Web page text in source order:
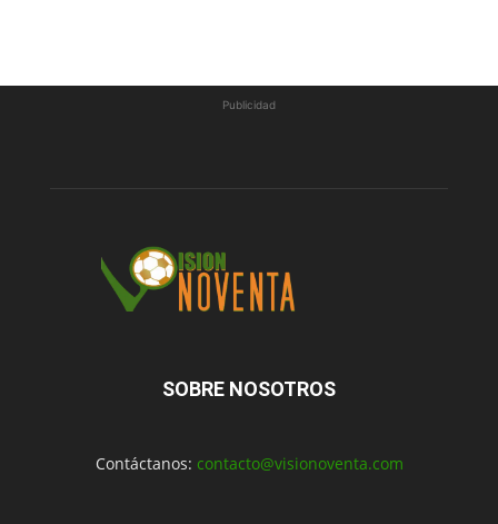
Publicidad
SOBRE NOSOTROS
Contáctanos: contacto@visionoventa.com